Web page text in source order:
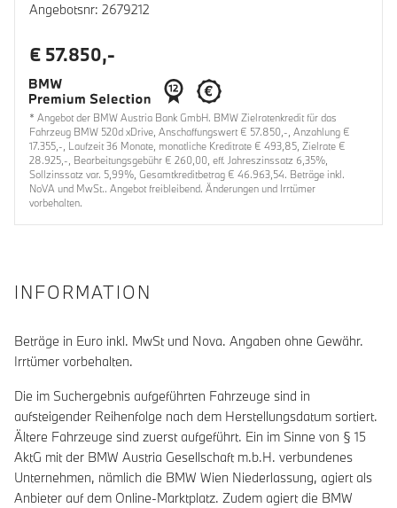
Angebotsnr: 2679212
€ 57.850,-
* Angebot der BMW Austria Bank GmbH. BMW Zielratenkredit für das
Fahrzeug BMW 520d xDrive, Anschaffungswert € 57.850,-, Anzahlung €
17.355,-, Laufzeit 36 Monate, monatliche Kreditrate € 493,85, Zielrate €
28.925,-, Bearbeitungsgebühr € 260,00, eff. Jahreszinssatz 6,35%,
Sollzinssatz var. 5,99%, Gesamtkreditbetrag € 46.963,54. Beträge inkl.
NoVA und MwSt.. Angebot freibleibend. Änderungen und Irrtümer
vorbehalten.
INFORMATION
Beträge in Euro inkl. MwSt und Nova. Angaben ohne Gewähr.
Irrtümer vorbehalten.
Die im Suchergebnis aufgeführten Fahrzeuge sind in
aufsteigender Reihenfolge nach dem Herstellungsdatum sortiert.
Ältere Fahrzeuge sind zuerst aufgeführt. Ein im Sinne von § 15
AktG mit der BMW Austria Gesellschaft m.b.H. verbundenes
Unternehmen, nämlich die BMW Wien Niederlassung, agiert als
Anbieter auf dem Online-Marktplatz. Zudem agiert die BMW